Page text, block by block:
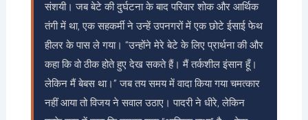
संशयी। जब बेटे की दुर्घटना के बाद परिवार शोक और आर्थिक
तंगी में था, एक सहकर्मी ने उन्हें उपनगरों में एक छोटे ईसाई फेथ
हीलर के पास ले गया। “उन्होंने मेरे बेटे के लिए प्रार्थना की और
कहा कि वो ठीक होते हुए देख सकते हैं। मैं तर्कशील इंसान हूँ।
लेकिन मैं बेबस था।” जब तय समय में वादा किया गया चमत्कार
नहीं आया तो विजय ने सवाल उठाए। पादरी ने धीरे, लेकिन